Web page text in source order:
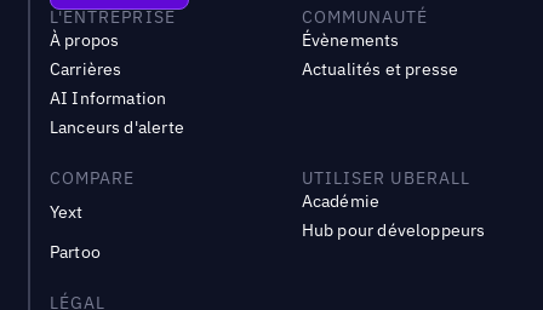
L'ENTREPRISE
À propos
Carrières
AI Information
Lanceurs d'alerte
COMMUNAUTÉ
Évènements
Actualités et presse
COMPARE
Yext
Partoo
UTILISER UBERALL
Académie
Hub pour développeurs
LÉGAL